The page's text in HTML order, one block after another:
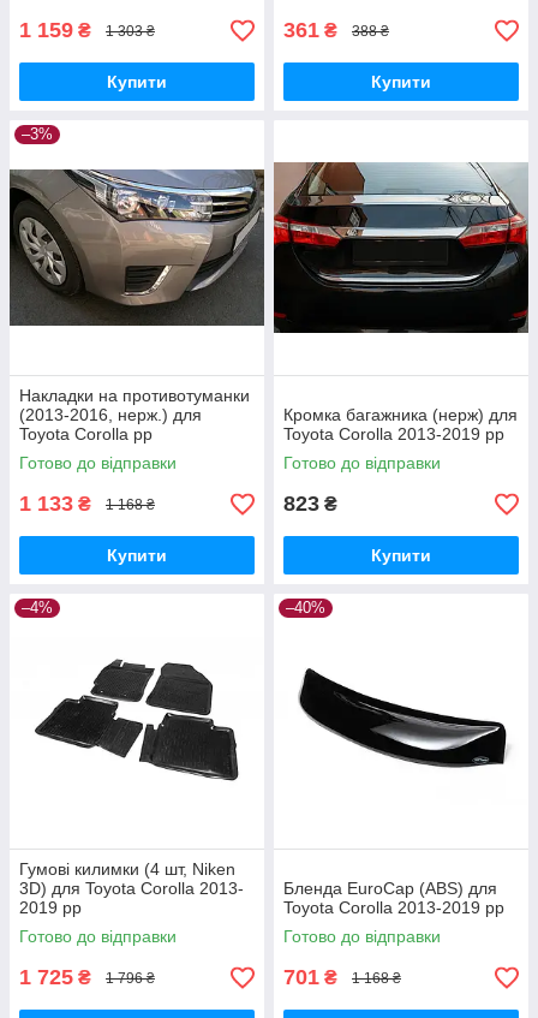
1 159 ₴ 1 303 ₴
Купити
361 ₴ 388 ₴
Купити
–3%
Накладки на противотуманки
(2013-2016, нерж.) для
Toyota Corolla рр
Готово до відправки
1 133 ₴ 1 168 ₴
Купити
Кромка багажника (нерж) для
Toyota Corolla 2013-2019 рр
Готово до відправки
823 ₴
Купити
–4%
Гумові килимки (4 шт, Niken
3D) для Toyota Corolla 2013-
2019 рр
Готово до відправки
1 725 ₴ 1 796 ₴
–40%
Бленда EuroCap (ABS) для
Toyota Corolla 2013-2019 рр
Готово до відправки
701 ₴ 1 168 ₴